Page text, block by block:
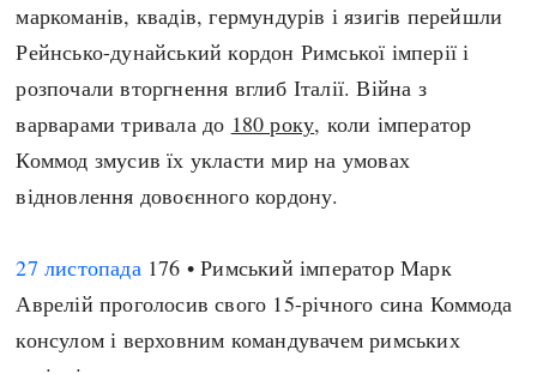
маркоманів, квадів, гермундурів і язигів перейшли
Рейнсько-дунайський кордон Римської імперії і
розпочали вторгнення вглиб Італії. Війна з
варварами тривала до 180 року, коли імператор
Коммод змусив їх укласти мир на умовах
відновлення довоєнного кордону.
27 листопада176 • Римський імператор Марк
Аврелій проголосив свого 15-річного сина Коммода
консулом і верховним командувачем римських